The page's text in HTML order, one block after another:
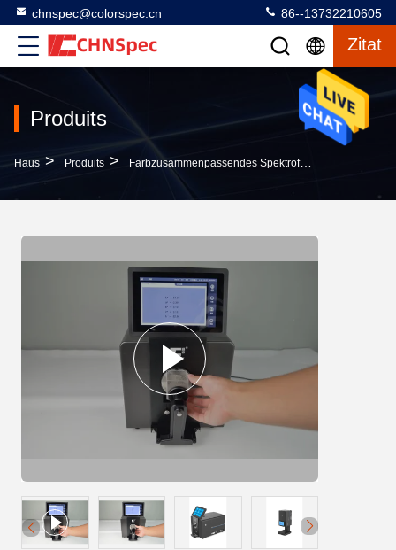
chnspec@colorspec.cn 86--13732210605
Zitat
Produits
Haus > Produits > Farbzusammenpassendes Spektrofotometer